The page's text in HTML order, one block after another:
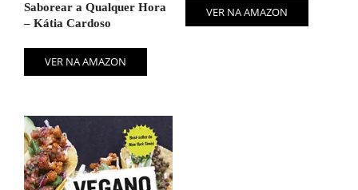
Saborear a Qualquer Hora
– Kátia Cardoso
VER NA AMAZON
VER NA AMAZON